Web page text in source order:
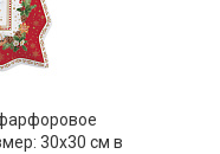
30х30 см в